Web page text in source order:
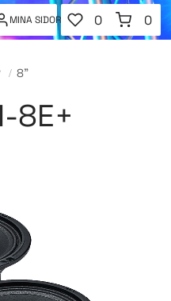
MINA SIDOR
FAVORITER
ANTAL
0
KUNDVAGN
0
8"
8E+